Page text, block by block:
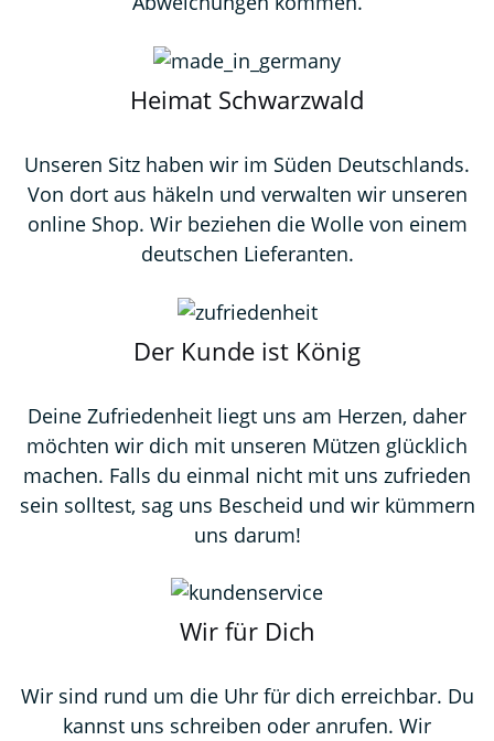
Heimat Schwarzwald
Unseren Sitz haben wir im Süden Deutschlands.
Von dort aus häkeln und verwalten wir unseren
online Shop. Wir beziehen die Wolle von einem
deutschen Lieferanten.
Der Kunde ist König
Deine Zufriedenheit liegt uns am Herzen, daher
möchten wir dich mit unseren Mützen glücklich
machen. Falls du einmal nicht mit uns zufrieden
sein solltest, sag uns Bescheid und wir kümmern
uns darum!
Wir für Dich
Wir sind rund um die Uhr für dich erreichbar. Du
kannst uns schreiben oder anrufen. Wir